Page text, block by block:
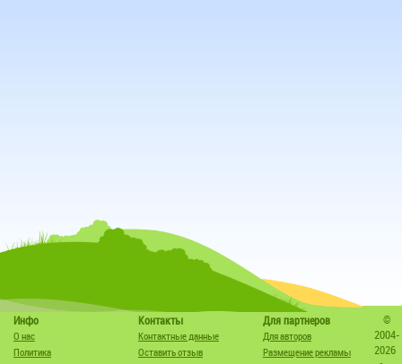
Инфо
О нас
Политика
Контакты
Контактные данные
Оставить отзыв
Для партнеров
Для авторов
Размещение рекламы
©
2004-
2026